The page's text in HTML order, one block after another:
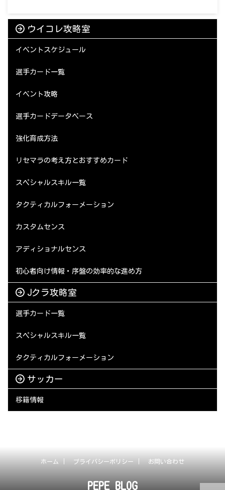
ウイコレ攻略室
イベントスケジュール
選手カード一覧
イベント攻略
選手カードデータベース
強化育成方法
リセマラの考え方とおすすめカード
スペシャルスキル一覧
タクティカルフォーメーション
カスタムセンス
アディショナルセンス
初心者向け情報・序盤の効率的な進め方
Jクラ攻略室
選手カード一覧
スペシャルスキル一覧
タクティカルフォーメーション
サッカー
移籍情報
ホーム プライバシーポリシー お問い合わせ
PEPE BLOG